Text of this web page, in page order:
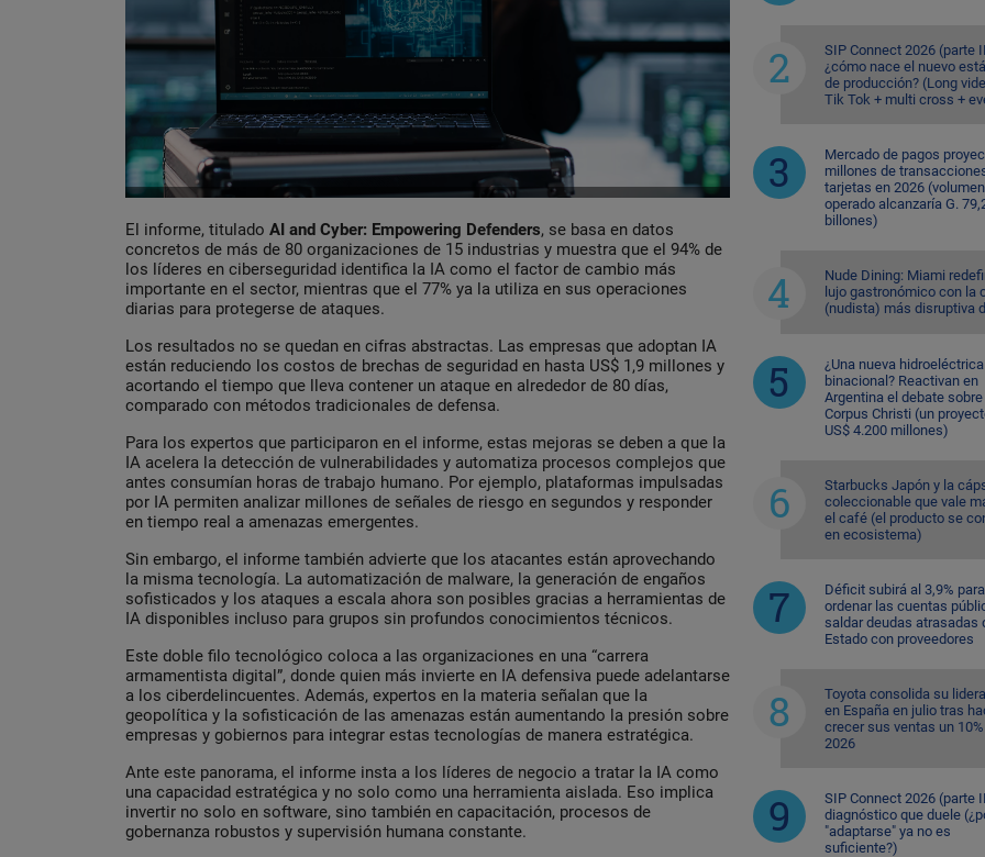
El informe, titulado AI and Cyber: Empowering Defenders, se basa en datos
concretos de más de 80 organizaciones de 15 industrias y muestra que el 94% de
los líderes en ciberseguridad identifica la IA como el factor de cambio más
importante en el sector, mientras que el 77% ya la utiliza en sus operaciones
diarias para protegerse de ataques.
Los resultados no se quedan en cifras abstractas. Las empresas que adoptan IA
están reduciendo los costos de brechas de seguridad en hasta US$ 1,9 millones y
acortando el tiempo que lleva contener un ataque en alrededor de 80 días,
comparado con métodos tradicionales de defensa.
Para los expertos que participaron en el informe, estas mejoras se deben a que la
IA acelera la detección de vulnerabilidades y automatiza procesos complejos que
antes consumían horas de trabajo humano. Por ejemplo, plataformas impulsadas
por IA permiten analizar millones de señales de riesgo en segundos y responder
en tiempo real a amenazas emergentes.
Sin embargo, el informe también advierte que los atacantes están aprovechando
la misma tecnología. La automatización de malware, la generación de engaños
sofisticados y los ataques a escala ahora son posibles gracias a herramientas de
IA disponibles incluso para grupos sin profundos conocimientos técnicos.
Este doble filo tecnológico coloca a las organizaciones en una “carrera
armamentista digital”, donde quien más invierte en IA defensiva puede adelantarse
a los ciberdelincuentes. Además, expertos en la materia señalan que la
geopolítica y la sofisticación de las amenazas están aumentando la presión sobre
empresas y gobiernos para integrar estas tecnologías de manera estratégica.
Ante este panorama, el informe insta a los líderes de negocio a tratar la IA como
una capacidad estratégica y no solo como una herramienta aislada. Eso implica
invertir no solo en software, sino también en capacitación, procesos de
gobernanza robustos y supervisión humana constante.
SIP Connect 2026 (parte
¿cómo nace el nuevo
de producción? (Long
Tik Tok + multi cross +
Mercado de pagos
millones de
tarjetas en 2026 (volumen
operado alcanzaría G.
billones)
Nude Dining: Miami
lujo gastronómico con la
(nudista) más disruptiva
¿Una nueva hidroeléctrica
binacional? Reactivan en
Argentina el debate sobre
Corpus Christi (un
US$ 4.200 millones)
Starbucks Japón y la
coleccionable que vale
el café (el producto se
en ecosistema)
Déficit subirá al 3,9% para
ordenar las cuentas
saldar deudas atrasadas
Estado con proveedores
Toyota consolida su
en España en julio tras
crecer sus ventas un
2026
SIP Connect 2026 (parte
diagnóstico que duele
"adaptarse" ya no es
suficiente?)